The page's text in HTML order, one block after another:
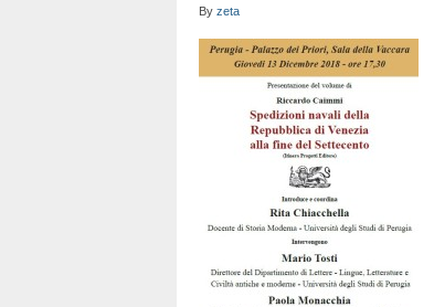
By zeta